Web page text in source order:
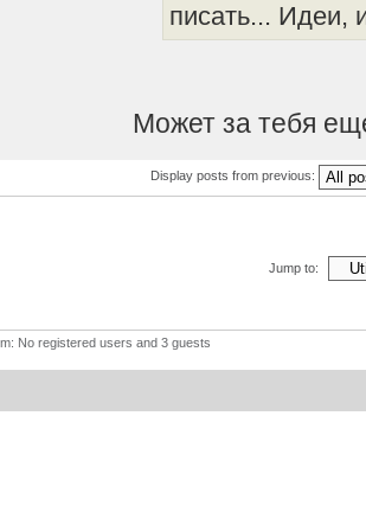
писать... Идеи,
Может за тебя
Display posts from previous:
Jump to:
No registered users and 3 guests